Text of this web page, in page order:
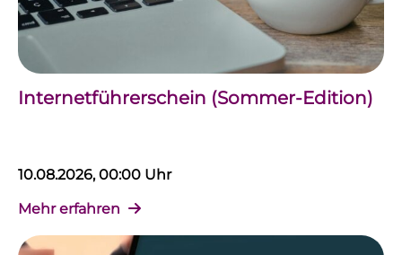
Internetführerschein (Sommer-Edition)
10.08.2026, 00:00 Uhr
Mehr erfahren